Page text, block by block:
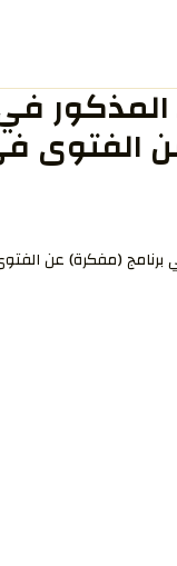
المذكور
الفتوى
برنامج (مفكرة) عن